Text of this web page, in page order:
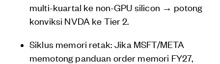
multi-kuartal ke non-GPU silicon → potong
konviksi NVDA ke Tier 2.
Siklus memori retak: Jika MSFT/META
memotong panduan order memori FY27,